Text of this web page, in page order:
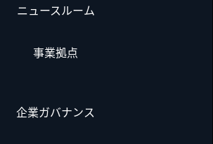
ニュースルーム
事業拠点
企業ガバナンス